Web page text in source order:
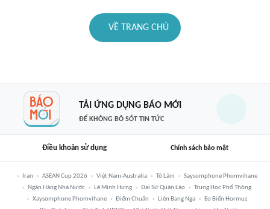
VỀ TRANG CHỦ
TẢI ỨNG DỤNG BÁO MỚI
ĐỂ KHÔNG BỎ SÓT TIN TỨC
Điều khoản sử dụng Chính sách bảo mật
Iran ASEAN Cup 2026 Việt Nam-Australia Tô Lâm
Saysomphone Phomvihane
Ngân Hàng Nhà Nước
Lê Minh Hưng Đại Sứ Quán Lào
Trung Học Phổ Thông
Xaysomphone Phomvihane
Điểm Chuẩn Liên Bang Nga
Eo Biển Hormuz